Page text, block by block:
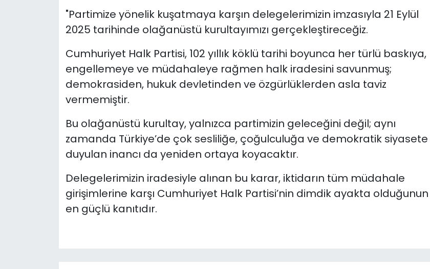
"Partimize yönelik kuşatmaya karşın delegelerimizin imzasıyla 21 Eylül
2025 tarihinde olağanüstü kurultayımızı gerçekleştireceğiz.
Cumhuriyet Halk Partisi, 102 yıllık köklü tarihi boyunca her türlü baskıya,
engellemeye ve müdahaleye rağmen halk iradesini savunmuş;
demokrasiden, hukuk devletinden ve özgürlüklerden asla taviz
vermemiştir.
Bu olağanüstü kurultay, yalnızca partimizin geleceğini değil; aynı
zamanda Türkiye’de çok sesliliğe, çoğulculuğa ve demokratik siyasete
duyulan inancı da yeniden ortaya koyacaktır.
Delegelerimizin iradesiyle alınan bu karar, iktidarın tüm müdahale
girişimlerine karşı Cumhuriyet Halk Partisi’nin dimdik ayakta olduğunun
en güçlü kanıtıdır.